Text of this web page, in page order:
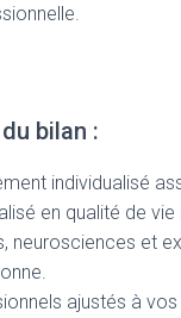
bilan :
individualisé
en qualité de vie
neurosciences et
ajustés à